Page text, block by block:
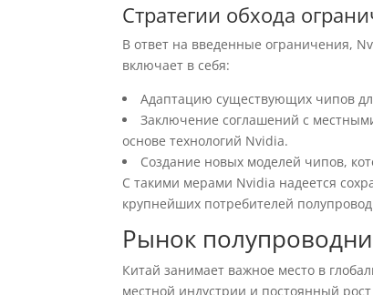
Стратегии обхода
В ответ на введенные ограничения,
включает в себя:
Адаптацию существующих чипов
Заключение соглашений с
основе технологий Nvidia.
Создание новых моделей чипов,
С такими мерами Nvidia надеется
крупнейших потребителей
Рынок
Китай занимает важное место в
местной индустрии и постоянный